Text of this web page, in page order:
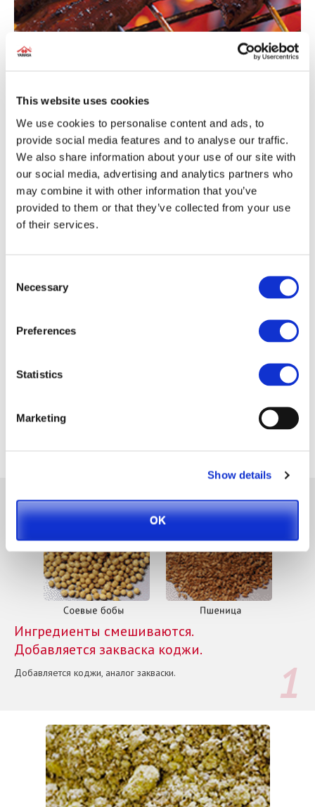
This website uses cookies
We use cookies to personalise content and ads, to
provide social media features and to analyse our traffic.
We also share information about your use of our site with
our social media, advertising and analytics partners who
may combine it with other information that you’ve
provided to them or that they’ve collected from your use
of their services.
Selection
Necessary
Preferences
Statistics
Marketing
Show details
OK
“Вкус”
происходит благодаря глутамину, который является основой UMAMI
Глутаминовая кислота является одной из аминокислот и придает
силу UMAMI. Однако, если вы добавите инозиновую кислоту, экстракт
UMAMI из полосатого тунца и мяса, еда станет еще более вкусной
из-за их взаимоусиливающего эффекта.
Ингредиенты смешиваются.
Добавляется закваска коджи.
Добавляется коджи, аналог закваски.